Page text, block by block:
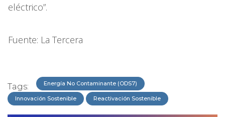
eléctrico”.
Fuente: La Tercera
Tags: Energía No Contaminante (ODS7)
Innovación Sostenible Reactivación Sostenible